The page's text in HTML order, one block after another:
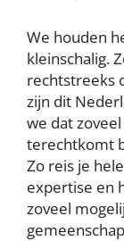
We houden
kleinschalig.
rechtstreeks
zijn dit
we dat
terechtkomt
Zo reis je
expertise en
zoveel